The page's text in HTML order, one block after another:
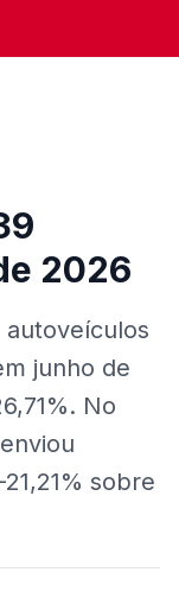
2026
junho de
No
sobre